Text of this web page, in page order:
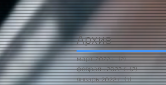
Архив
март 2022 г. (2)2 поста
февраль 2022 г. (2)2 поста
январь 2022 г. (1)1 пост